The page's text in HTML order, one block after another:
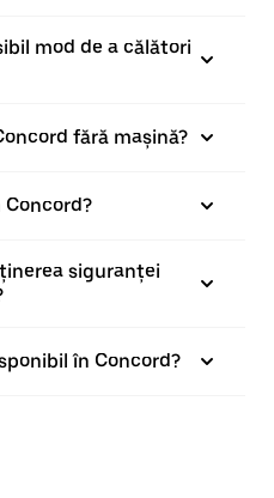
mod de a călători
fără mașină?
siguranței
în Concord?